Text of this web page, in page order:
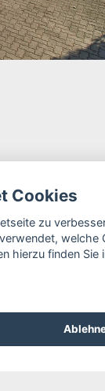
Cookies
zu
hierzu finden Sie